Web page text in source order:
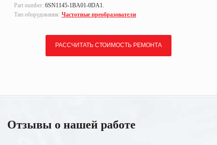
Part number: 6SN1145-1BA01-0DA1.
Тип оборудования: Частотные преобразователи
РАССЧИТАТЬ СТОИМОСТЬ РЕМОНТА
Отзывы о нашей работе